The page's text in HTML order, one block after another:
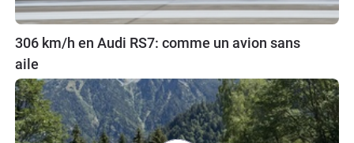
306 km/h en Audi RS7: comme un avion sans
aile